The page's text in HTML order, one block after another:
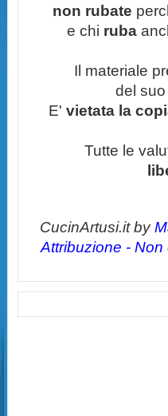
non rubate
e chi ruba
Il materiale
del
E' vietata la
Tutte le
CucinArtusi.itby
Attribuzione -